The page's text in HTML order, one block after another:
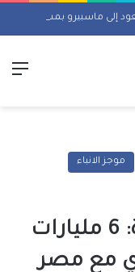
موجز الانباء
السفير الألماني بالقاهرة: 6 مليارات
مع مصر